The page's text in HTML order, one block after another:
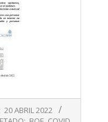
20 ABRIL 2022